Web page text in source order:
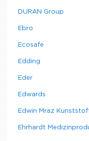
DURAN Group
Ebro
Ecosafe
Edding
Eder
Edwards
Edwin Mraz
Ehrhardt